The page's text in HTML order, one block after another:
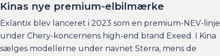
Kinas nye premium-elbilmærke
Exlantix blev lanceret i 2023 som en premium-NEV-linje
under Chery-koncernens high-end brand Exeed. I Kina
sælges modellerne under navnet Sterra, mens de